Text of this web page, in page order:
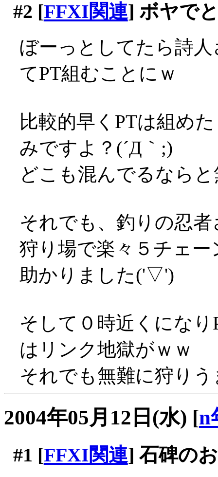
#2 [FFXI関連] ボヤで
ぼーっとしてたら詩
てPT組むことにｗ
比較的早くPTは組め
みですよ？(´Д｀;)
どこも混んでるなら
それでも、釣りの忍
狩り場で楽々５チェー
助かりました('▽')
そして０時近くにな
はリンク地獄がｗｗ
それでも無難に狩り
2004年05月12日(水) [n
#1 [FFXI関連] 石碑の